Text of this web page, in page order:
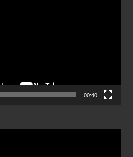
00:40